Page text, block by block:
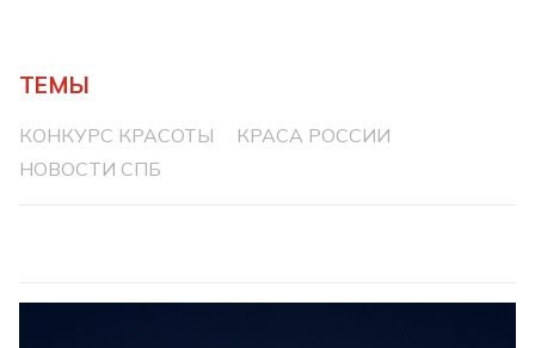
ТЕМЫ
КОНКУРС КРАСОТЫ
КРАСА РОССИИ
НОВОСТИ СПБ